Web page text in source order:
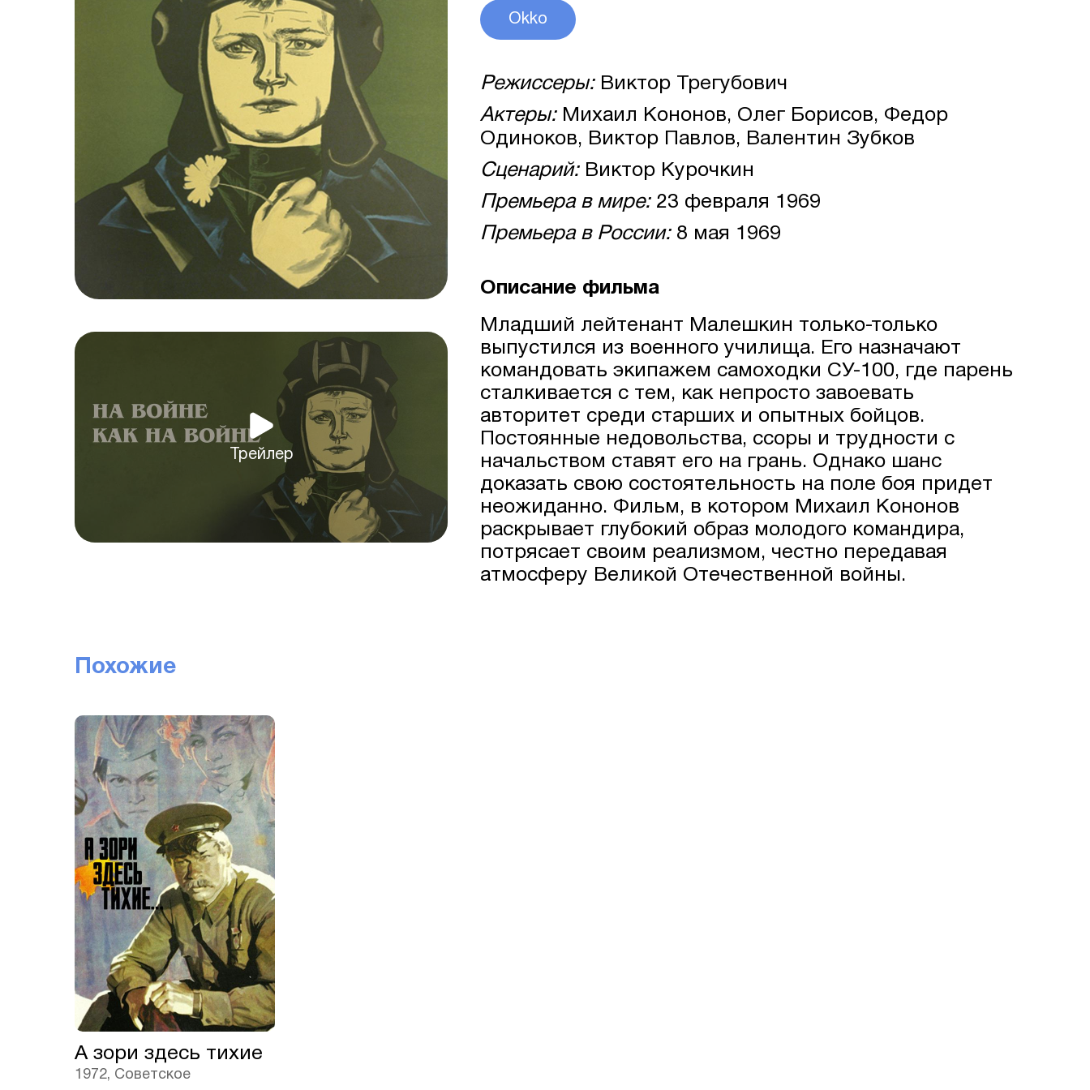
Трейлер
Okko
Режиссеры:Виктор Трегубович
Актеры:Михаил Кононов, Олег Борисов, Федор
Одиноков, Виктор Павлов, Валентин Зубков
Сценарий:Виктор Курочкин
Премьера в мире:23 февраля 1969
Премьера в России:8 мая 1969
Описание фильма
Младший лейтенант Малешкин только-только
выпустился из военного училища. Его назначают
командовать экипажем самоходки СУ-100, где парень
сталкивается с тем, как непросто завоевать
авторитет среди старших и опытных бойцов.
Постоянные недовольства, ссоры и трудности с
начальством ставят его на грань. Однако шанс
доказать свою состоятельность на поле боя придет
неожиданно. Фильм, в котором Михаил Кононов
раскрывает глубокий образ молодого командира,
потрясает своим реализмом, честно передавая
атмосферу Великой Отечественной войны.
Похожие
А зори здесь тихие
1972, Советское